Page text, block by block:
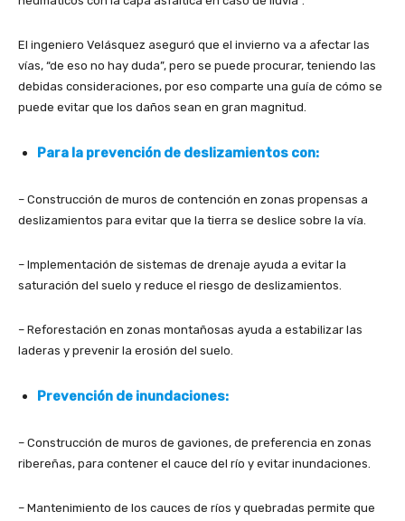
El ingeniero Velásquez aseguró que el invierno va a afectar las
vías, “de eso no hay duda”, pero se puede procurar, teniendo las
debidas consideraciones, por eso comparte una guía de cómo se
puede evitar que los daños sean en gran magnitud.
Para la prevención de deslizamientos con:
– Construcción de muros de contención en zonas propensas a
deslizamientos para evitar que la tierra se deslice sobre la vía.
– Implementación de sistemas de drenaje ayuda a evitar la
saturación del suelo y reduce el riesgo de deslizamientos.
– Reforestación en zonas montañosas ayuda a estabilizar las
laderas y prevenir la erosión del suelo.
Prevención de inundaciones:
– Construcción de muros de gaviones, de preferencia en zonas
ribereñas, para contener el cauce del río y evitar inundaciones.
– Mantenimiento de los cauces de ríos y quebradas permite que